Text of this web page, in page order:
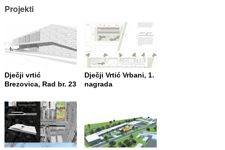
Projekti
Dječji vrtić
Brezovica, Rad br. 23
Dječji Vrtić Vrbani, 1.
nagrada